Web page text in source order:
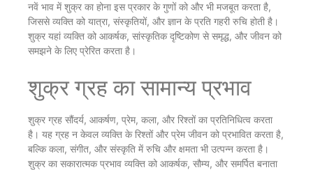
नवें भाव में शुक्र का होना इस प्रकार के गुणों को और भी मजबूत करता है,
जिससे व्यक्ति को यात्रा, संस्कृतियों, और ज्ञान के प्रति गहरी रुचि होती है।
शुक्र यहां व्यक्ति को आकर्षक, सांस्कृतिक दृष्टिकोण से समृद्ध, और जीवन को
समझने के लिए प्रेरित करता है।
शुक्र ग्रह का सामान्य प्रभाव
शुक्र ग्रह सौंदर्य, आकर्षण, प्रेम, कला, और रिश्तों का प्रतिनिधित्व करता
है। यह ग्रह न केवल व्यक्ति के रिश्तों और प्रेम जीवन को प्रभावित करता है,
बल्कि कला, संगीत, और संस्कृति में रुचि और क्षमता भी उत्पन्न करता है।
शुक्र का सकारात्मक प्रभाव व्यक्ति को आकर्षक, सौम्य, और समर्पित बनाता